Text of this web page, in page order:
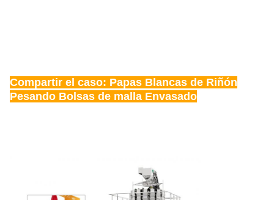
Compartir el caso: Papas Blancas de Riñón
Pesando Bolsas de malla Envasado